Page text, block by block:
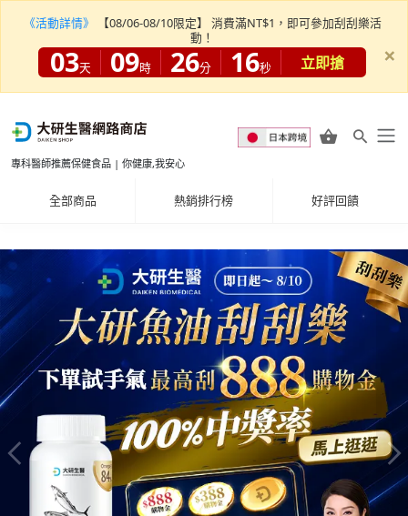
專科醫師推薦保健食品 | 你健康,我安心
全部商品 熱銷排行榜 好評回饋
《活動詳情》
【08/06-08/10限定】 消費滿NT$1，即可參加刮刮樂活
動！
03天 09時 26分 15秒 立即搶 ×